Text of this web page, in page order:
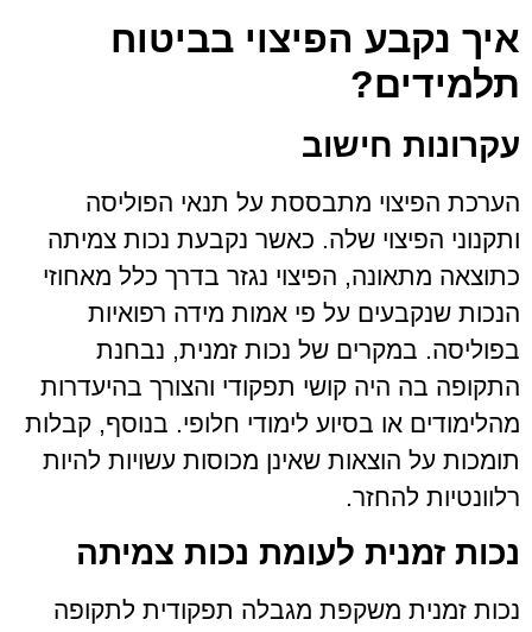
איך נקבע הפיצוי בביטוח
תלמידים?
עקרונות חישוב
הערכת הפיצוי מתבססת על תנאי הפוליסה
ותקנוני הפיצוי שלה. כאשר נקבעת נכות צמיתה
כתוצאה מתאונה, הפיצוי נגזר בדרך כלל מאחוזי
הנכות שנקבעים על פי אמות מידה רפואיות
בפוליסה. במקרים של נכות זמנית, נבחנת
התקופה בה היה קושי תפקודי והצורך בהיעדרות
מהלימודים או בסיוע לימודי חלופי. בנוסף, קבלות
תומכות על הוצאות שאינן מכוסות עשויות להיות
רלוונטיות להחזר.
נכות זמנית לעומת נכות צמיתה
נכות זמנית משקפת מגבלה תפקודית לתקופה